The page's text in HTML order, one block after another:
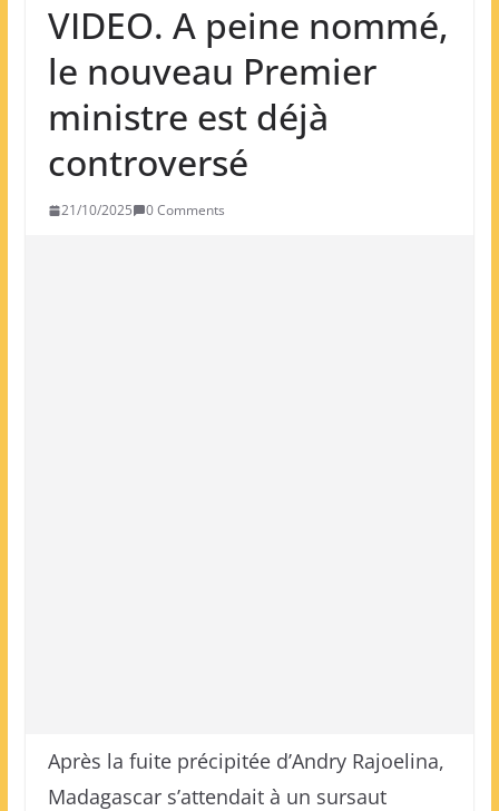
VIDEO. A peine nommé,
le nouveau Premier
ministre est déjà
controversé
21/10/2025 0 Comments
Après la fuite précipitée d’Andry Rajoelina,
Madagascar s’attendait à un sursaut